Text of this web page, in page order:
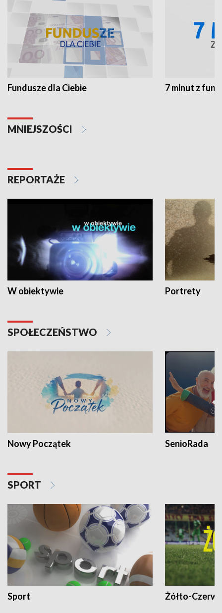
Fundusze dla Ciebie 7 minut z
MNIEJSZOŚCI
REPORTAŻE
W obiektywie Portrety
SPOŁECZEŃSTWO
Nowy Początek SenioRada
SPORT
Sport Żółto-